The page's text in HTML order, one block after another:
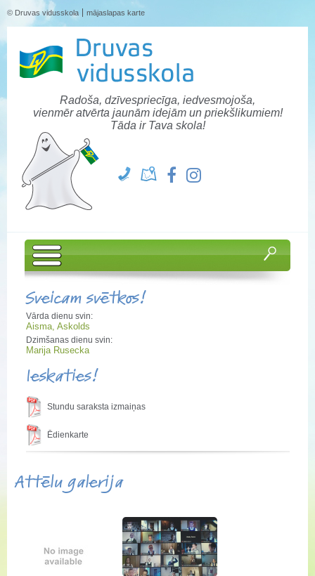
© Druvas vidusskola mājaslapas karte
Radoša, dzīvespriecīga, iedvesmojoša,
vienmēr atvērta jaunām idejām un priekšlikumiem!
Tāda ir Tava skola!
Sveicam svētkos!
Vārda dienu svin:
Aisma, Askolds
Dzimšanas dienu svin:
Marija Rusecka
Ieskaties!
Stundu saraksta izmaiņas
Ēdienkarte
Attēlu galerija